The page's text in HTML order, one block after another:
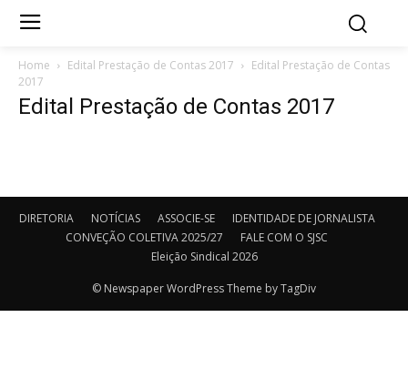
Home Edital Prestação de Contas 2017
Edital Prestação de Contas
2017
Edital Prestação de Contas 2017
DIRETORIA NOTÍCIAS ASSOCIE-SE
IDENTIDADE DE JORNALISTA
CONVEÇÃO COLETIVA 2025/27
FALE COM O SJSC
Eleição Sindical 2026
© Newspaper WordPress Theme by TagDiv